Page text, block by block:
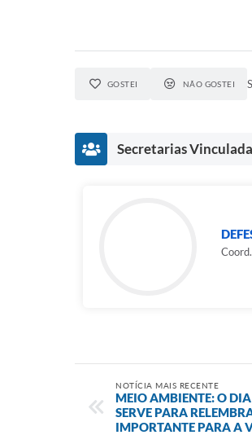
GOSTEI NÃO GOSTEI
Secretarias
NOTÍCIA MAIS RECENTE
MEIO AMBIENTE: O
SERVE PARA
IMPORTANTE PARA A